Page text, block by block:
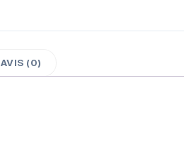
AVIS (0)